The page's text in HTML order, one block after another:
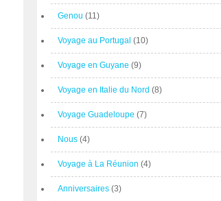
Genou (11)
Voyage au Portugal (10)
Voyage en Guyane (9)
Voyage en Italie du Nord (8)
Voyage Guadeloupe (7)
Nous (4)
Voyage à La Réunion (4)
Anniversaires (3)